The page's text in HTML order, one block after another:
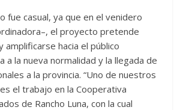
fue casual, ya que en el venidero
el proyecto pretende
amplificarse hacia el público
a la nueva normalidad y la llegada de
a la provincia. “Uno de nuestros
el trabajo en la Cooperativa
de Rancho Luna, con la cual